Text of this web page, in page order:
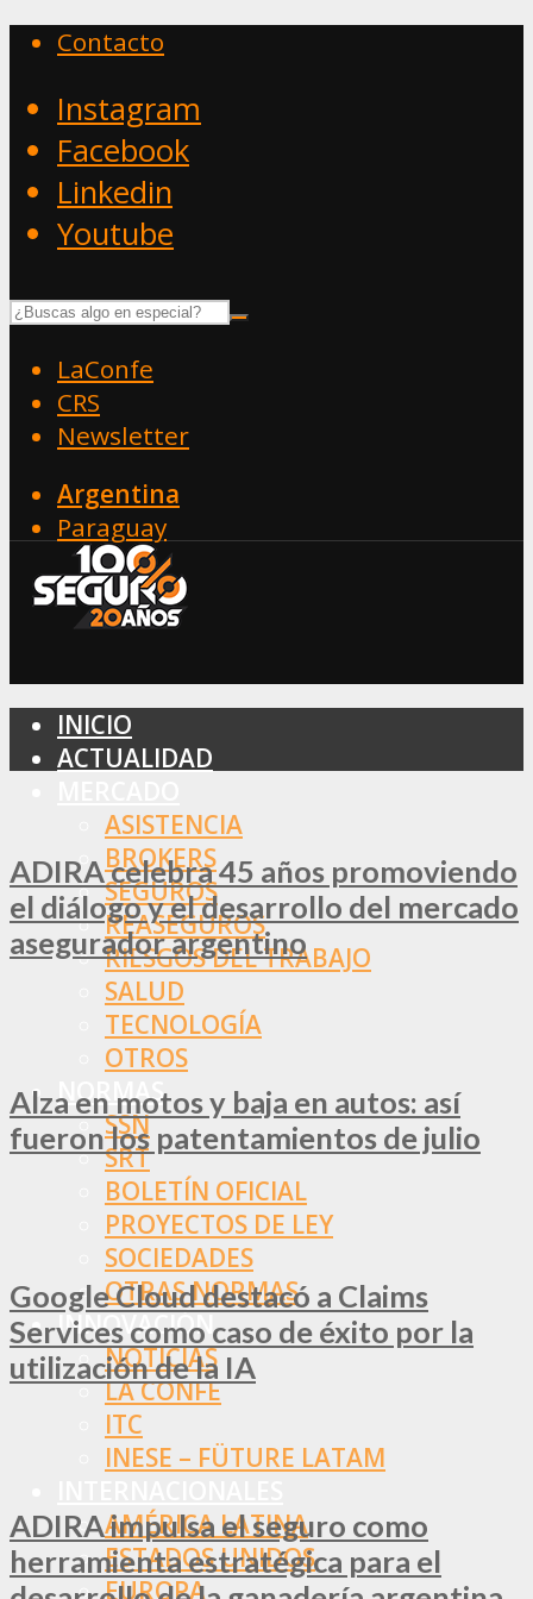
Contacto
Instagram
Facebook
Linkedin
Youtube
LaConfe
CRS
Newsletter
Argentina
Paraguay
INICIO
ACTUALIDAD
ASISTENCIA
BROKERS
SEGUROS
REASEGUROS
RIESGOS DEL TRABAJO
SALUD
TECNOLOGÍA
OTROS
NORMAS
SSN
SRT
BOLETÍN OFICIAL
PROYECTOS DE LEY
SOCIEDADES
OTRAS NORMAS
INNOVACIÓN
NOTICIAS
LA CONFE
ITC
INESE – FÜTURE LATAM
AMÉRICA LATINA
ESTADOS UNIDOS
EUROPA
ADIRA celebra 45 años promoviendo
el diálogo y el desarrollo del mercado
asegurador argentino
Alza en motos y baja en autos: así
fueron los patentamientos de julio
Google Cloud destacó a Claims
Services como caso de éxito por la
utilización de la IA
ADIRA impulsa el seguro como
herramienta estratégica para el